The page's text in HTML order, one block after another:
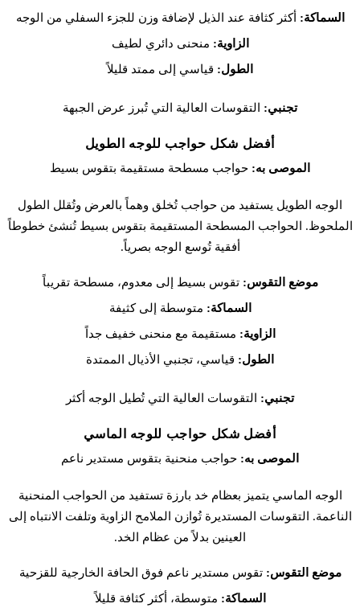
السماكة: أكثر كثافة عند الذيل لإضافة وزن للجزء السفلي من الوجه
الزاوية: منحنى دائري لطيف
الطول: قياسي إلى ممتد قليلاً
تجنبي: التقوسات العالية التي تُبرز عرض الجبهة
أفضل شكل حواجب للوجه الطويل
الموصى به: حواجب مسطحة مستقيمة بتقوس بسيط
الوجه الطويل يستفيد من حواجب تُخلق وهماً بالعرض وتُقلل الطول
الملحوظ. الحواجب المسطحة المستقيمة بتقوس بسيط تُنشئ خطوطاً
أفقية تُوسع الوجه بصرياً.
موضع التقوس: تقوس بسيط إلى معدوم، مسطحة تقريباً
السماكة: متوسطة إلى كثيفة
الزاوية: مستقيمة مع منحنى خفيف جداً
الطول: قياسي، تجنبي الأذيال الممتدة
تجنبي: التقوسات العالية التي تُطيل الوجه أكثر
أفضل شكل حواجب للوجه الماسي
الموصى به: حواجب منحنية بتقوس مستدير ناعم
الوجه الماسي يتميز بعظام خد بارزة تستفيد من الحواجب المنحنية
الناعمة. التقوسات المستديرة تُوازن الملامح الزاوية وتلفت الانتباه إلى
العينين بدلاً من عظام الخد.
موضع التقوس: تقوس مستدير ناعم فوق الحافة الخارجية للقزحية
السماكة: متوسطة، أكثر كثافة قليلاً